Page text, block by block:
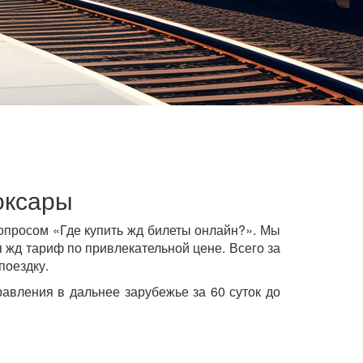
«Где купить жд билеты онлайн?». Мы
тариф по привлекательной цене. Всего за
в дальнее зарубежье за 60 суток до